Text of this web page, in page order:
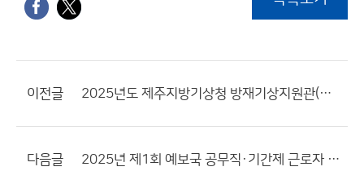
이전글 2025년도 제주지방기상청 방재기상지원관(기간제근로자) 채용 최종합격자 공고
다음글 2025년 제1회 예보국 공무직·기간제 근로자 채용 재공고